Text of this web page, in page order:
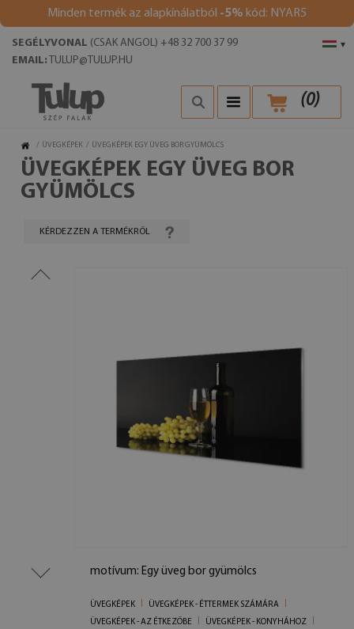
Minden termék az alapkínálatból -5% kód: NYAR5
▾
SEGÉLYVONAL (CSAK ANGOL) +48 32 700 37 99
EMAIL: TULUP@TULUP.HU
(0)
/ ÜVEGKÉPEK / ÜVEGKÉPEK EGY ÜVEG BOR GYÜMÖLCS
ÜVEGKÉPEK EGY ÜVEG BOR
GYÜMÖLCS
KÉRDEZZEN A TERMÉKRŐL
motívum: Egy üveg bor gyümölcs
ÜVEGKÉPEK
ÜVEGKÉPEK - ÉTTERMEK SZÁMÁRA
ÜVEGKÉPEK - AZ ÉTKEZŐBE
ÜVEGKÉPEK - KONYHÁHOZ